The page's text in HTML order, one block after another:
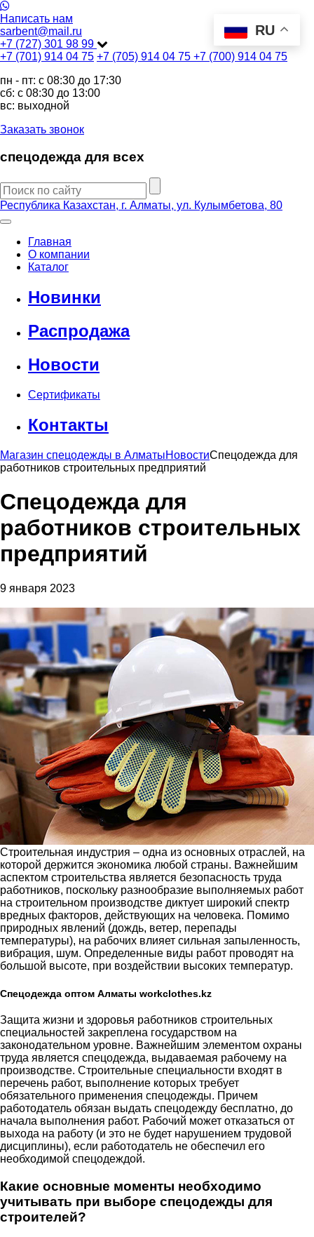
Написать нам
sarbent@mail.ru
+7 (727) 301 98 99
+7 (701) 914 04 75 +7 (705) 914 04 75 +7 (700) 914 04 75
пн - пт: c 08:30 до 17:30
сб: c 08:30 до 13:00
вс: выходной
Заказать звонок
спецодежда для всех
Республика Казахстан, г. Алматы, ул. Кулымбетова, 80
Главная
О компании
Каталог
Новинки
Распродажа
Новости
Сертификаты
Контакты
Магазин спецодежды в АлматыНовостиСпецодежда для
работников строительных предприятий
Спецодежда для
работников строительных
предприятий
9 января 2023
Строительная индустрия – одна из основных отраслей, на
которой держится экономика любой страны. Важнейшим
аспектом строительства является безопасность труда
работников, поскольку разнообразие выполняемых работ
на строительном производстве диктует широкий спектр
вредных факторов, действующих на человека. Помимо
природных явлений (дождь, ветер, перепады
температуры), на рабочих влияет сильная запыленность,
вибрация, шум. Определенные виды работ проводят на
большой высоте, при воздействии высоких температур.
Спецодежда оптом Алматы workclothes.kz
Защита жизни и здоровья работников строительных
специальностей закреплена государством на
законодательном уровне. Важнейшим элементом охраны
труда является спецодежда, выдаваемая рабочему на
производстве. Строительные специальности входят в
перечень работ, выполнение которых требует
обязательного применения спецодежды. Причем
работодатель обязан выдать спецодежду бесплатно, до
начала выполнения работ. Рабочий может отказаться от
выхода на работу (и это не будет нарушением трудовой
дисциплины), если работодатель не обеспечил его
необходимой спецодеждой.
Какие основные моменты необходимо
учитывать при выборе спецодежды для
строителей?
RU